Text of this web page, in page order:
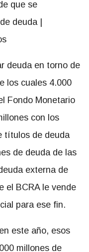
deuda en torno de
los cuales 4.000
Fondo Monetario
con los
títulos de deuda
de deuda de las
externa de
el BCRA le vende
para ese fin.
este año, esos
millones de